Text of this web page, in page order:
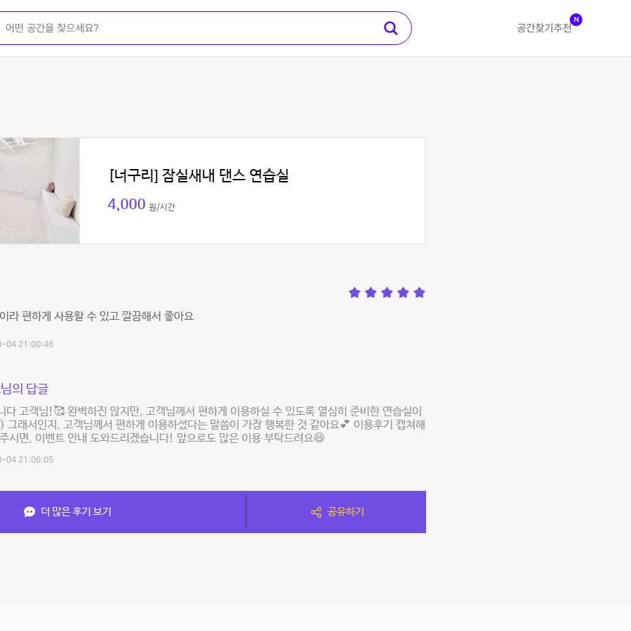
공간찾기 추천
N
[너구리] 잠실새내 댄스 연습실
4,000 원/시간
라 편하게 사용할 수 있고 깔끔해서 좋아요
04 21:00:46
의 답글
다 고객님!🥰 완벽하진 않지만, 고객님께서 편하게 이용하실 수 있도록 열심히 준비한 연습실이
그래서인지, 고객님께서 편하게 이용하셨다는 말씀이 가장 행복한 것 같아요💕 이용후기 캡쳐해
시면, 이벤트 안내 도와드리겠습니다! 앞으로도 많은 이용 부탁드려요😆
04 21:06:05
더 많은 후기 보기 공유하기